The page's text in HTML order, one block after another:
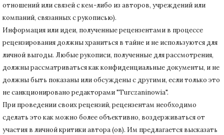
отношений или связей с кем-либо из авторов, учреждений или
компаний, связанных с рукописью).
Информация или идеи, полученные рецензентами в процессе
рецензирования должны храниться в тайне и не используются для
личной выгоды. Любые рукописи, полученные для рассмотрения,
должны рассматриваться как конфиденциальные документы, и не
должны быть показаны или обсуждены с другими, если только это
не санкционировано редакторами "Turczaninowia".
При проведении своих рецензий, рецензентам необходимо
сделать это как можно более объективно, воздерживаться от
участия в личной критики автора (ов). Им предлагается высказать